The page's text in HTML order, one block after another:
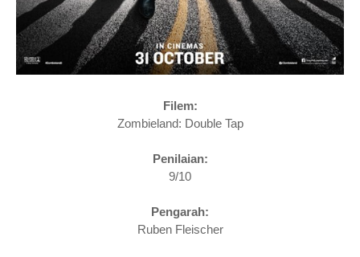
Filem:
Zombieland: Double Tap
Penilaian:
9/10
Pengarah:
Ruben Fleischer